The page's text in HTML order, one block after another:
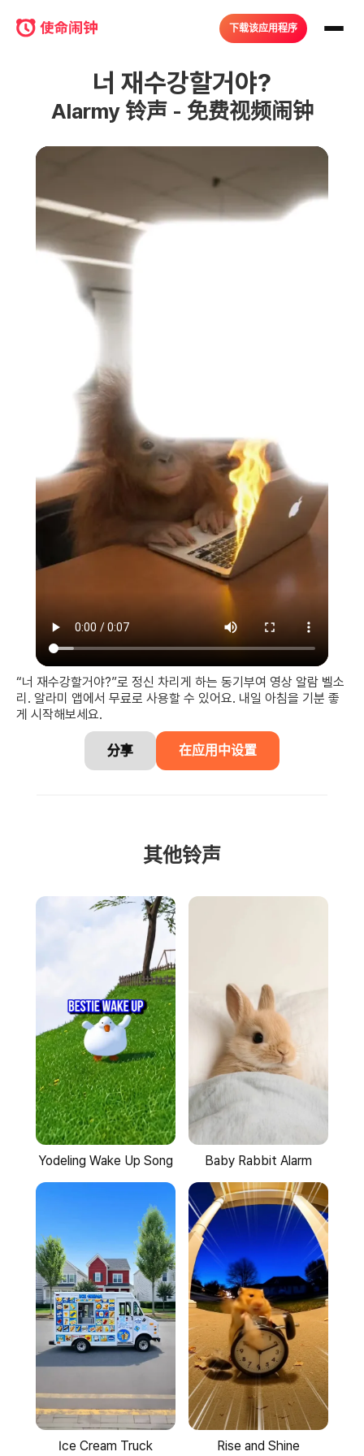
下载该应用程序
너 재수강할거야?
Alarmy 铃声 - 免费视频闹钟
“너 재수강할거야?”로 정신 차리게 하는 동기부여 영상 알람 벨소
리. 알라미 앱에서 무료로 사용할 수 있어요. 내일 아침을 기분 좋
게 시작해보세요.
分享 在应用中设置
其他铃声
Yodeling Wake Up Song Baby Rabbit Alarm
Ice Cream Truck
Rise and Shine